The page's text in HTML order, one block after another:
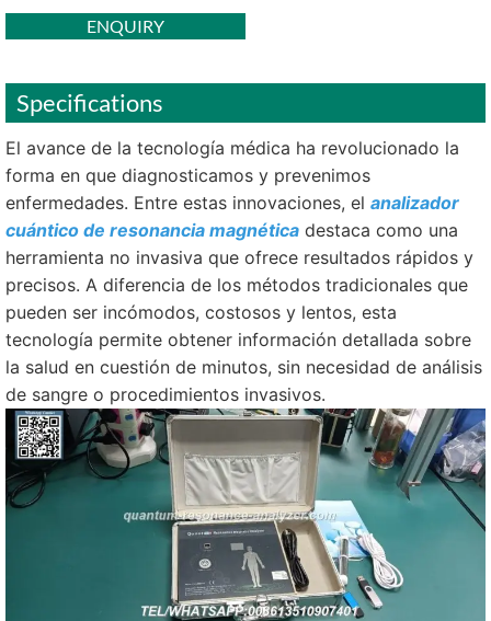
ENQUIRY
Specifications
El avance de la tecnología médica ha revolucionado la
forma en que diagnosticamos y prevenimos
enfermedades. Entre estas innovaciones, el analizador
cuántico de resonancia magnética destaca como una
herramienta no invasiva que ofrece resultados rápidos y
precisos. A diferencia de los métodos tradicionales que
pueden ser incómodos, costosos y lentos, esta
tecnología permite obtener información detallada sobre
la salud en cuestión de minutos, sin necesidad de análisis
de sangre o procedimientos invasivos.